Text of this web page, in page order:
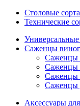
Столовые
Технические
Саженцы
Саженцы
Саженцы
Саженцы
Саженцы
Аксессуары